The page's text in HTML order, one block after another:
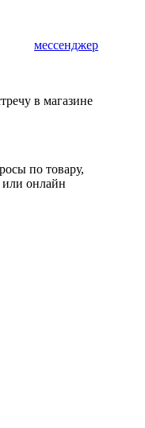
мессенджер
в магазине
по товару,
или онлайн